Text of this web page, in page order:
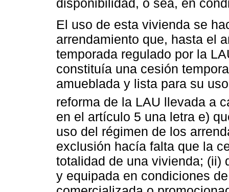
disponibilidad, o sea, en
El uso de esta vivienda se
arrendamiento que, hasta el
temporada regulado por la
constituía una cesión
amueblada y lista para su
reforma de la LAU llevada a
en el artículo 5 una letra e)
uso del régimen de los
exclusión hacía falta que la
totalidad de una vivienda; (ii)
y equipada en condiciones